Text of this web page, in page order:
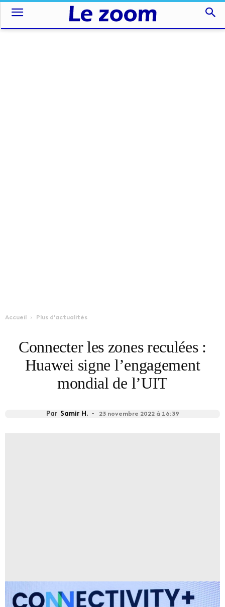
Accueil Plus d'actualités
Connecter les zones reculées :
Huawei signe l’engagement
mondial de l’UIT
Par Samir H. - 23 novembre 2022 à 16:39